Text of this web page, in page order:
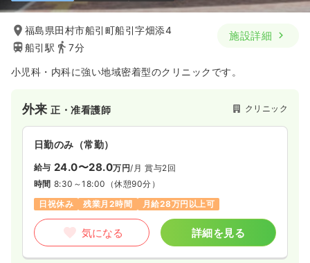
福島県田村市船引町船引字畑添4
船引駅
7分
施設詳細
小児科・内科に強い地域密着型のクリニックです。
外来正・准看護師 クリニック
日勤のみ（常勤）
給与 24.0〜28.0万円/月 賞与2回
時間 8:30～18:00 （休憩90分）
日祝休み
残業月2時間 月給28万円以上可
気になる 詳細を見る